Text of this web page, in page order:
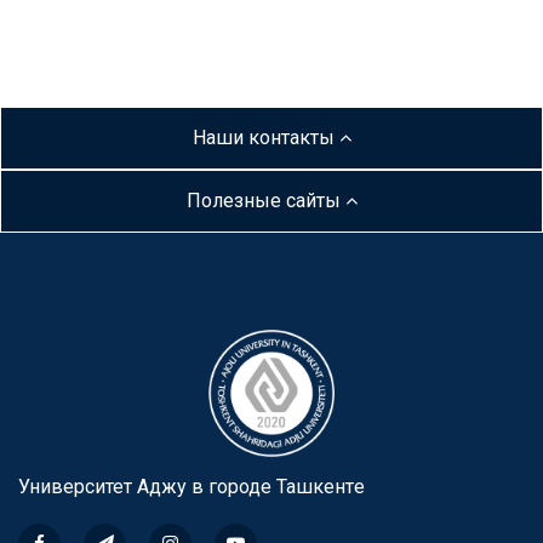
Наши контакты
Полезные сайты
Университет Аджу в городе Ташкентe